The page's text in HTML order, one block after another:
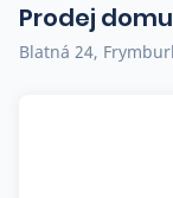
Přehled
Prodej
Blatná 24,